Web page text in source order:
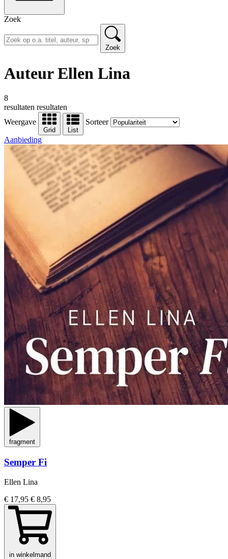
Zoek
Zoek
Auteur Ellen Lina
8
resultaten resultaten
Weergave
Grid List
Sorteer
Aanbieding
fragment
Semper Fi
Ellen Lina
€ 17,95 € 8,95
in winkelmand